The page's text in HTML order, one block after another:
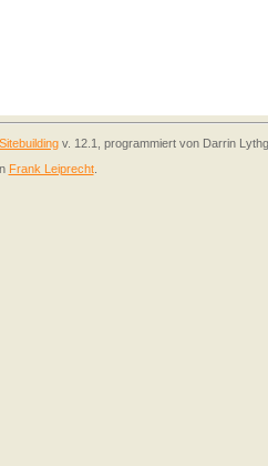
v. 12.1, programmiert von Darrin
Frank Leiprecht.